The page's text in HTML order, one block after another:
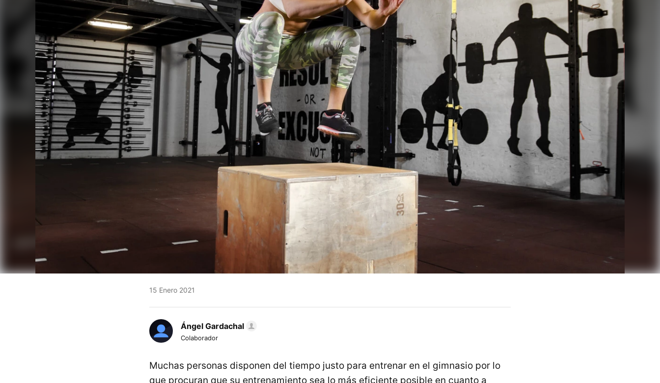
15 Enero 2021
Ángel Gardachal
Colaborador
Muchas personas disponen del tiempo justo para entrenar en el gimnasio por lo
que procuran que su entrenamiento sea lo más eficiente posible en cuanto a